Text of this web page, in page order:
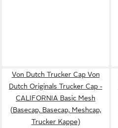
Von Dutch Trucker Cap Von
Dutch Originals Trucker Cap -
CALIFORNIA Basic Mesh
(Basecap, Basecap, Meshcap,
Trucker Kappe)